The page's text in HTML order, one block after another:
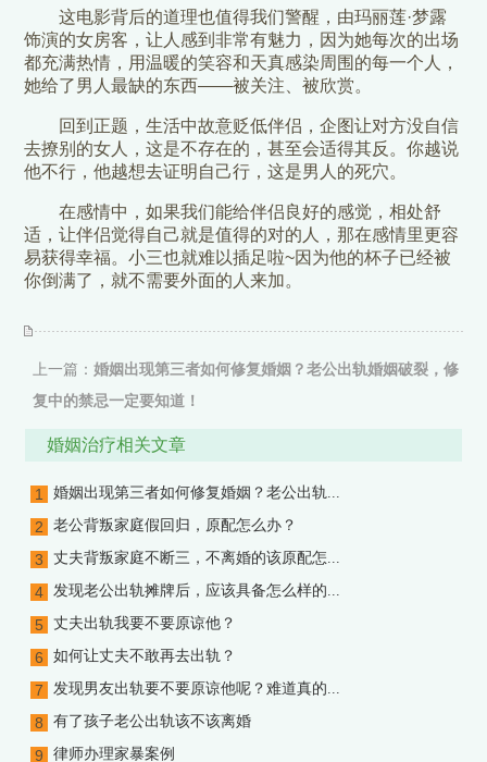
这电影背后的道理也值得我们警醒，由玛丽莲·梦露
饰演的女房客，让人感到非常有魅力，因为她每次的出场
都充满热情，用温暖的笑容和天真感染周围的每一个人，
她给了男人最缺的东西——被关注、被欣赏。
回到正题，生活中故意贬低伴侣，企图让对方没自信
去撩别的女人，这是不存在的，甚至会适得其反。你越说
他不行，他越想去证明自己行，这是男人的死穴。
在感情中，如果我们能给伴侣良好的感觉，相处舒
适，让伴侣觉得自己就是值得的对的人，那在感情里更容
易获得幸福。小三也就难以插足啦~因为他的杯子已经被
你倒满了，就不需要外面的人来加。
上一篇： 婚姻出现第三者如何修复婚姻？老公出轨婚姻破裂，修
复中的禁忌一定要知道！
下一篇：没有了
婚姻治疗相关文章
1 婚姻出现第三者如何修复婚姻？老公出轨...
2 老公背叛家庭假回归，原配怎么办？
3 丈夫背叛家庭不断三，不离婚的该原配怎...
4 发现老公出轨摊牌后，应该具备怎么样的...
5 丈夫出轨我要不要原谅他？
6 如何让丈夫不敢再去出轨？
7 发现男友出轨要不要原谅他呢？难道真的...
8 有了孩子老公出轨该不该离婚
9 律师办理家暴案例